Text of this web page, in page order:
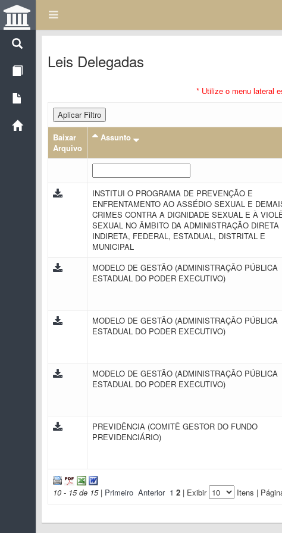
Leis Delegadas
* Utilize o menu lateral
Aplicar Filtro
Baixar
Arquivo
Assunto
INSTITUI O PROGRAMA DE PREVENÇÃO E
ENFRENTAMENTO AO ASSÉDIO SEXUAL E
CRIMES CONTRA A DIGNIDADE SEXUAL E À
SEXUAL NO ÂMBITO DA ADMINISTRAÇÃO DIRETA
INDIRETA, FEDERAL, ESTADUAL, DISTRITAL E
MUNICIPAL
MODELO DE GESTÃO (ADMINISTRAÇÃO PÚBLICA
ESTADUAL DO PODER EXECUTIVO)
MODELO DE GESTÃO (ADMINISTRAÇÃO PÚBLICA
ESTADUAL DO PODER EXECUTIVO)
MODELO DE GESTÃO (ADMINISTRAÇÃO PÚBLICA
ESTADUAL DO PODER EXECUTIVO)
PREVIDÊNCIA (COMITÊ GESTOR DO FUNDO
PREVIDENCIÁRIO)
10 - 15 de 15| Primeiro Anterior 1 2 | Exibir Itens |